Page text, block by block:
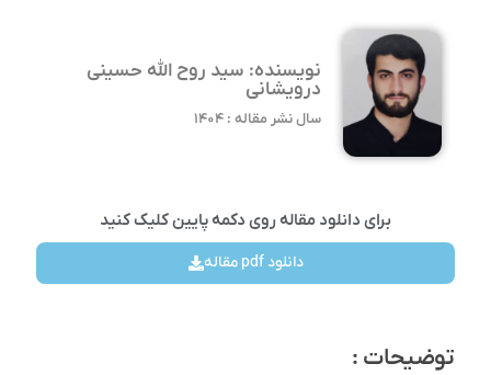
نویسنده: سید روح الله حسینی
درویشانی
سال نشر مقاله : ۱۴۰۴
برای دانلود مقاله روی دکمه پایین کلیک کنید
دانلود pdf مقاله
توضیحات :